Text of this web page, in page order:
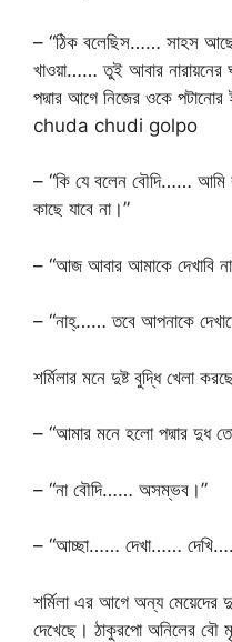
– “ঠিক বলেছিস…… সাহস
খাওয়া…… তুই আবার
পদ্মার আগে নিজের ওকে
chuda chudi golpo
– “কি যে বলেন বৌদি……
কাছে যাবে না।”
– “আজ আবার আমাকে দেখাবি
– “নাহ্…… তবে আপনাকে
শর্মিলার মনে দুষ্ট বুদ্ধি খেলা
– “আমার মনে হলো পদ্মার দুধ
– “না বৌদি…… অসম্ভব।”
– “আচ্ছা…… দেখা……
শর্মিলা এর আগে অন্য মেয়েদের
দেখেছে। ঠাকুরপো অনিলের বৌ